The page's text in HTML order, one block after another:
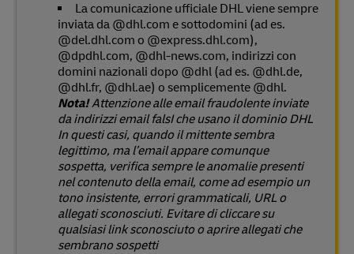
La comunicazione ufficiale DHL viene sempre
inviata da @dhl.com e sottodomini (ad es.
@del.dhl.com o @express.dhl.com),
@dpdhl.com, @dhl-news.com, indirizzi con
domini nazionali dopo @dhl (ad es. @dhl.de,
@dhl.fr, @dhl.ae) o semplicemente @dhl.
Nota!Attenzione alle email fraudolente inviate
da indirizzi email falsI che usano il dominio DHL
In questi casi, quando il mittente sembra
legittimo, ma l’email appare comunque
sospetta, verifica sempre le anomalie presenti
nel contenuto della email, come ad esempio un
tono insistente, errori grammaticali, URL o
allegati sconosciuti. Evitare di cliccare su
qualsiasi link sconosciuto o aprire allegati che
sembrano sospetti